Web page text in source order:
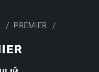
/ PREMIER /